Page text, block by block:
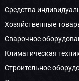
Средства
Хозяйственные
Сварочное
Климатическая
Строительное